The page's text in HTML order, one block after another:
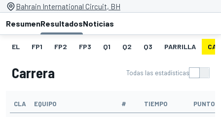
Bahrain International Circuit, BH
ResumenResultadosNoticias
EL FP1 FP2 FP3 Q1 Q2 Q3 PARRILLA
Carrera Todas las estadísticas
CLA EQUIPO # TIEMPO PUNTOS